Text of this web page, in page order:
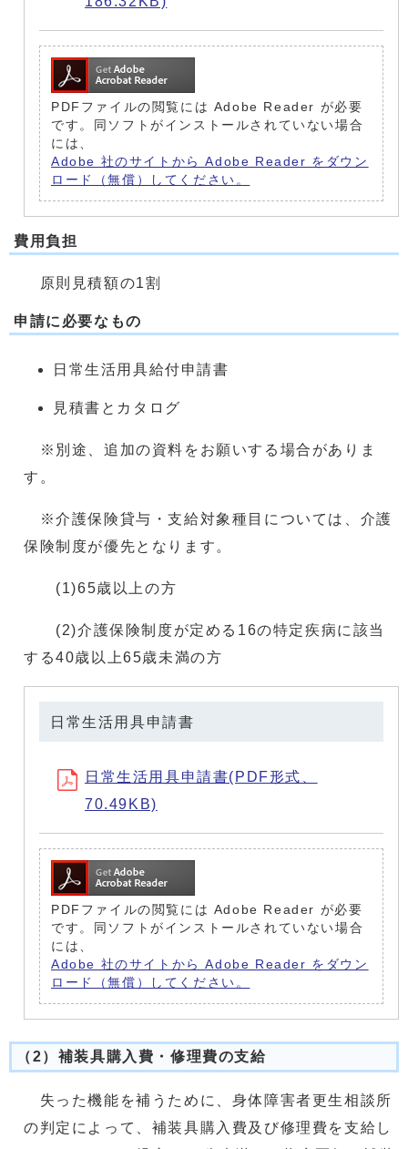
PDFファイルの閲覧には Adobe Reader が必要
です。同ソフトがインストールされていない場合
には、
Adobe 社のサイトから Adobe Reader をダウン
ロード（無償）してください。
費用負担
原則見積額の1割
申請に必要なもの
日常生活用具給付申請書
見積書とカタログ
※別途、追加の資料をお願いする場合がありま
す。
※介護保険貸与・支給対象種目については、介護
保険制度が優先となります。
(1)65歳以上の方
(2)介護保険制度が定める16の特定疾病に該当
する40歳以上65歳未満の方
日常生活用具申請書
日常生活用具申請書(PDF形式、
70.49KB)
PDFファイルの閲覧には Adobe Reader が必要
です。同ソフトがインストールされていない場合
には、
Adobe 社のサイトから Adobe Reader をダウン
ロード（無償）してください。
（2）補装具購入費・修理費の支給
失った機能を補うために、身体障害者更生相談所
の判定によって、補装具購入費及び修理費を支給し